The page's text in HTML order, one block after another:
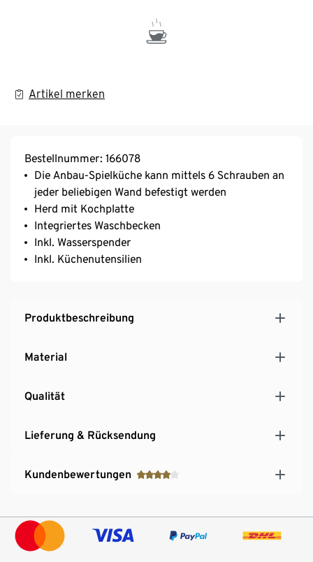
Artikel merken
Bestellnummer: 166078
Die Anbau-Spielküche kann mittels 6 Schrauben an
jeder beliebigen Wand befestigt werden
Herd mit Kochplatte
Integriertes Waschbecken
Inkl. Wasserspender
Inkl. Küchenutensilien
Produktbeschreibung
Material
Qualität
Lieferung & Rücksendung
Kundenbewertungen